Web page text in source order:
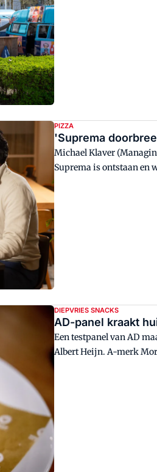
PIZZA
'Suprema
Michael Klaver
Suprema is ontstaan en
DIEPVRIES SNACKS
AD-panel kraakt
Een testpanel van AD
Albert Heijn. A-merk